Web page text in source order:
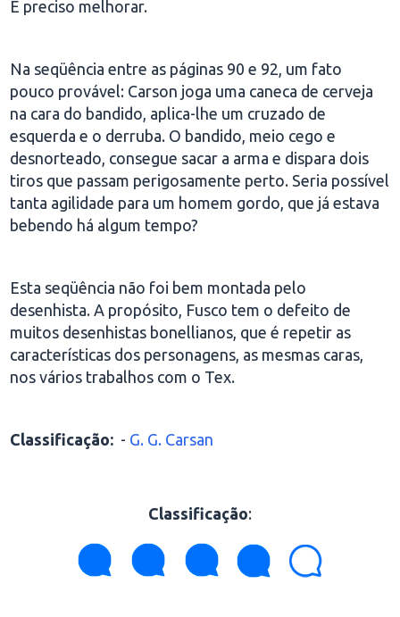
É preciso melhorar.
Na seqüência entre as páginas 90 e 92, um fato
pouco provável: Carson joga uma caneca de cerveja
na cara do bandido, aplica-lhe um cruzado de
esquerda e o derruba. O bandido, meio cego e
desnorteado, consegue sacar a arma e dispara dois
tiros que passam perigosamente perto. Seria possível
tanta agilidade para um homem gordo, que já estava
bebendo há algum tempo?
Esta seqüência não foi bem montada pelo
desenhista. A propósito, Fusco tem o defeito de
muitos desenhistas bonellianos, que é repetir as
características dos personagens, as mesmas caras,
nos vários trabalhos com o Tex.
Classificação: - G. G. Carsan
Classificação: